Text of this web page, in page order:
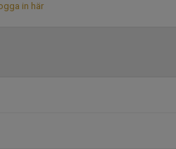
in här